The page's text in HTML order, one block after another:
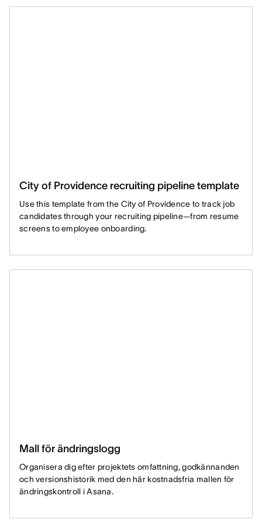
City of Providence recruiting pipeline template
Use this template from the City of Providence to track job
candidates through your recruiting pipeline—from resume
screens to employee onboarding.
Mall för ändringslogg
Organisera dig efter projektets omfattning, godkännanden
och versionshistorik med den här kostnadsfria mallen för
ändringskontroll i Asana.